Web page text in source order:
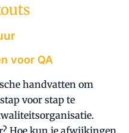
voor QA
handvatten om
voor stap te